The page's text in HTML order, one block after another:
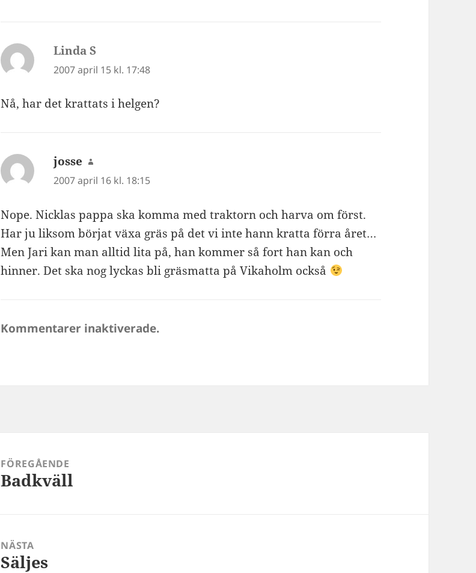
Linda S
2007 april 15 kl. 17:48
Nå, har det krattats i helgen?
josse skriver:
2007 april 16 kl. 18:15
Nope. Nicklas pappa ska komma med traktorn och harva om först.
Har ju liksom börjat växa gräs på det vi inte hann kratta förra året…
Men Jari kan man alltid lita på, han kommer så fort han kan och
hinner. Det ska nog lyckas bli gräsmatta på Vikaholm också
Kommentarer inaktiverade.
FÖREGÅENDE
Föregående
Badkväll
NÄSTA
Nästa
Säljes